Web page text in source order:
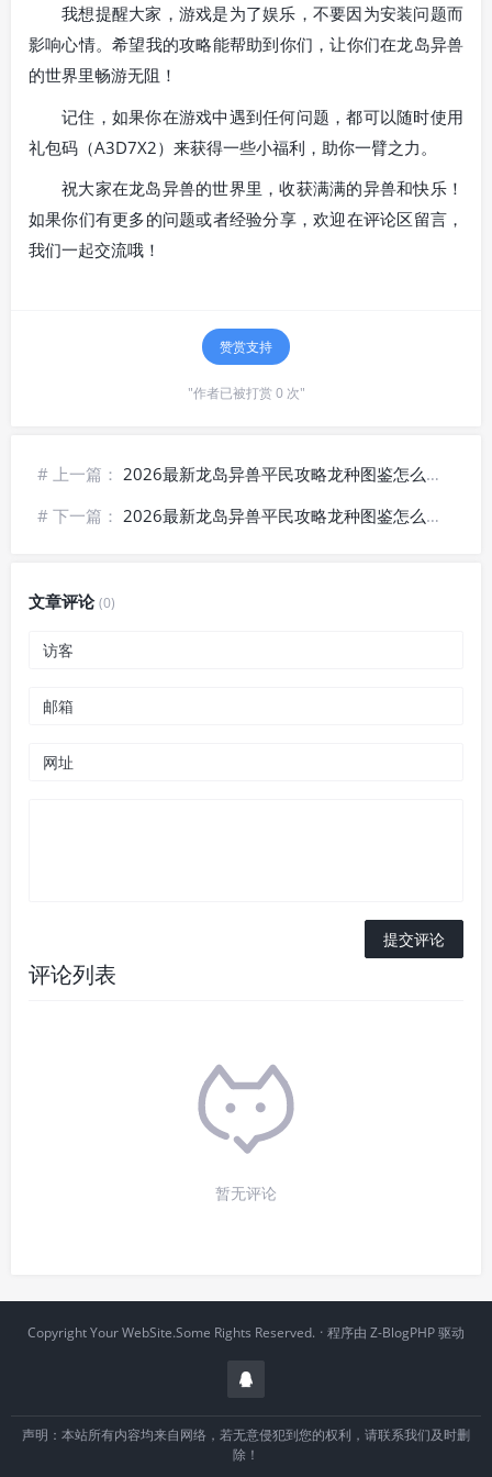
我想提醒大家，游戏是为了娱乐，不要因为安装问题而
影响心情。希望我的攻略能帮助到你们，让你们在龙岛异兽
的世界里畅游无阻！
记住，如果你在游戏中遇到任何问题，都可以随时使用
礼包码（A3D7X2）来获得一些小福利，助你一臂之力。
祝大家在龙岛异兽的世界里，收获满满的异兽和快乐！
如果你们有更多的问题或者经验分享，欢迎在评论区留言，
我们一起交流哦！
赞赏支持
"作者已被打赏 0 次"
# 上一篇： 2026最新龙岛异兽平民攻略龙种图鉴怎么查看，附安装失败解决办法
# 下一篇： 2026最新龙岛异兽平民攻略龙种图鉴怎么查看，附礼包码领取攻略
文章评论(0)
评论列表
暂无评论
Copyright Your WebSite.Some Rights Reserved. · 程序由 Z-BlogPHP驱动
声明：本站所有内容均来自网络，若无意侵犯到您的权利，请联系我们及时删
除！